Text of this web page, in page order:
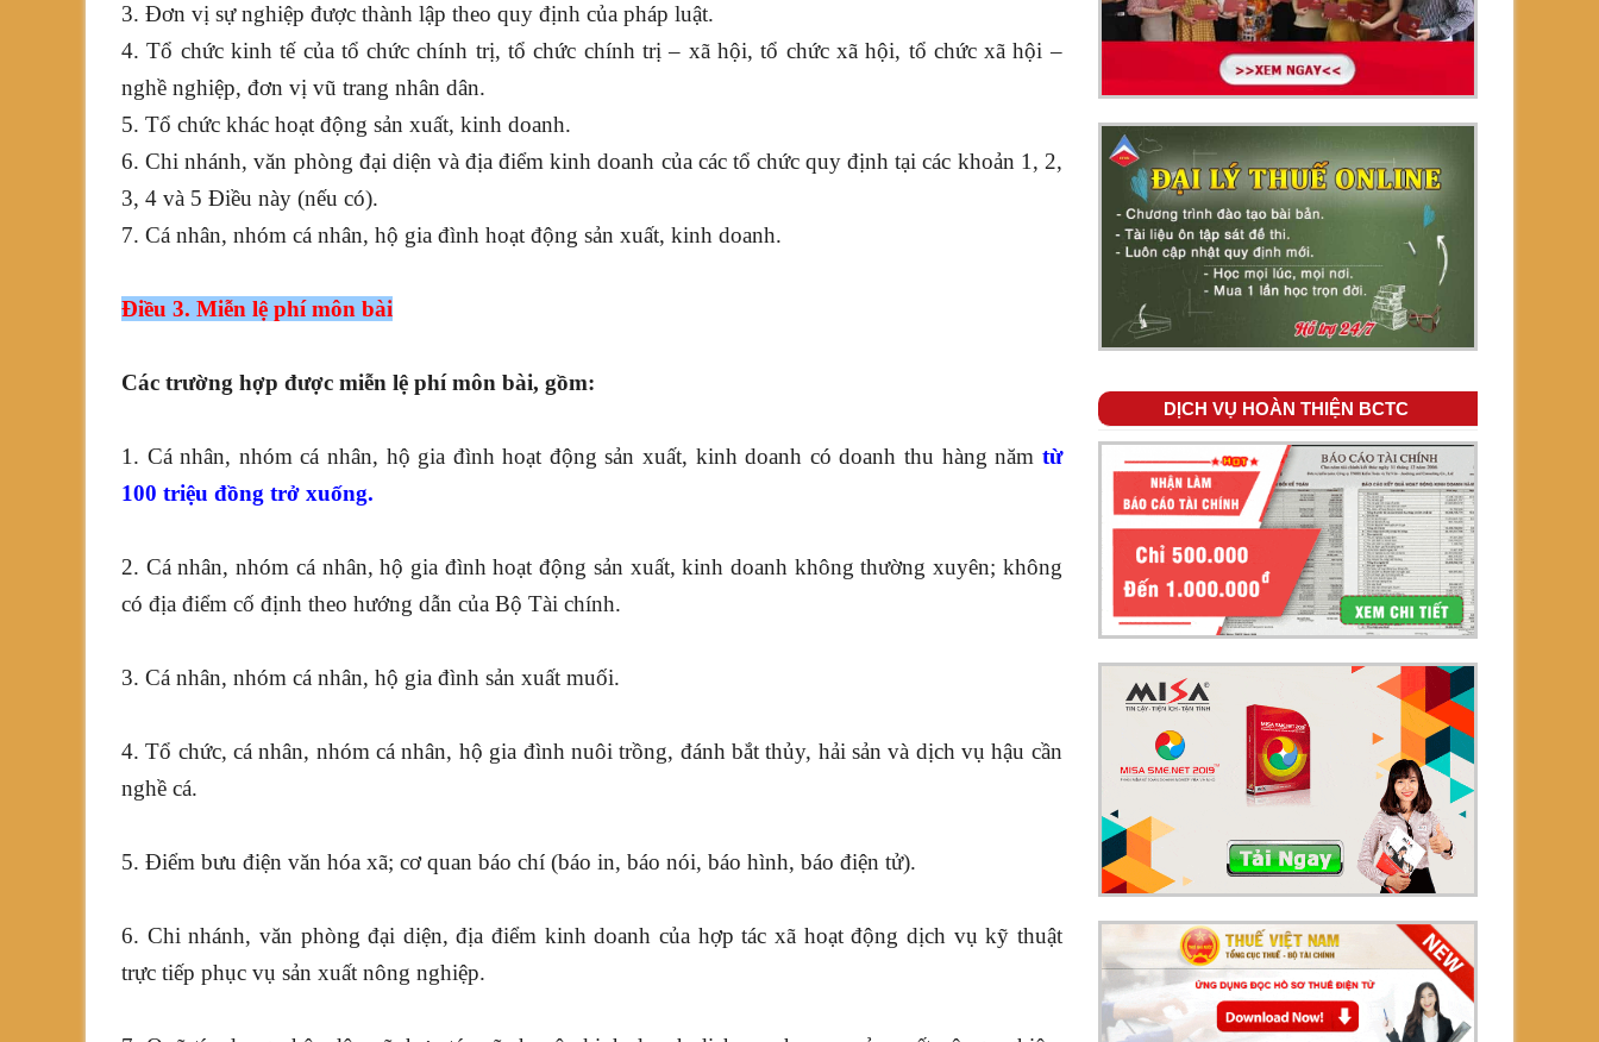
3. Đơn vị sự nghiệp được thành lập theo quy định của pháp luật.
4. Tổ chức kinh tế của tổ chức chính trị, tổ chức chính trị – xã hội, tổ chức xã hội, tổ chức xã hội –
nghề nghiệp, đơn vị vũ trang nhân dân.
5. Tổ chức khác hoạt động sản xuất, kinh doanh.
6. Chi nhánh, văn phòng đại diện và địa điểm kinh doanh của các tổ chức quy định tại các khoản 1, 2,
3, 4 và 5 Điều này (nếu có).
7. Cá nhân, nhóm cá nhân, hộ gia đình hoạt động sản xuất, kinh doanh.
Điều 3. Miễn lệ phí môn bài
Các trường hợp được miễn lệ phí môn bài, gồm:
1. Cá nhân, nhóm cá nhân, hộ gia đình hoạt động sản xuất, kinh doanh có doanh thu hàng năm từ
100 triệu đồng trở xuống.
2. Cá nhân, nhóm cá nhân, hộ gia đình hoạt động sản xuất, kinh doanh không thường xuyên; không
có địa điểm cố định theo hướng dẫn của Bộ Tài chính.
3. Cá nhân, nhóm cá nhân, hộ gia đình sản xuất muối.
4. Tổ chức, cá nhân, nhóm cá nhân, hộ gia đình nuôi trồng, đánh bắt thủy, hải sản và dịch vụ hậu cần
nghề cá.
5. Điểm bưu điện văn hóa xã; cơ quan báo chí (báo in, báo nói, báo hình, báo điện tử).
6. Chi nhánh, văn phòng đại diện, địa điểm kinh doanh của hợp tác xã hoạt động dịch vụ kỹ thuật
trực tiếp phục vụ sản xuất nông nghiệp.
DỊCH VỤ HOÀN THIỆN BCTC